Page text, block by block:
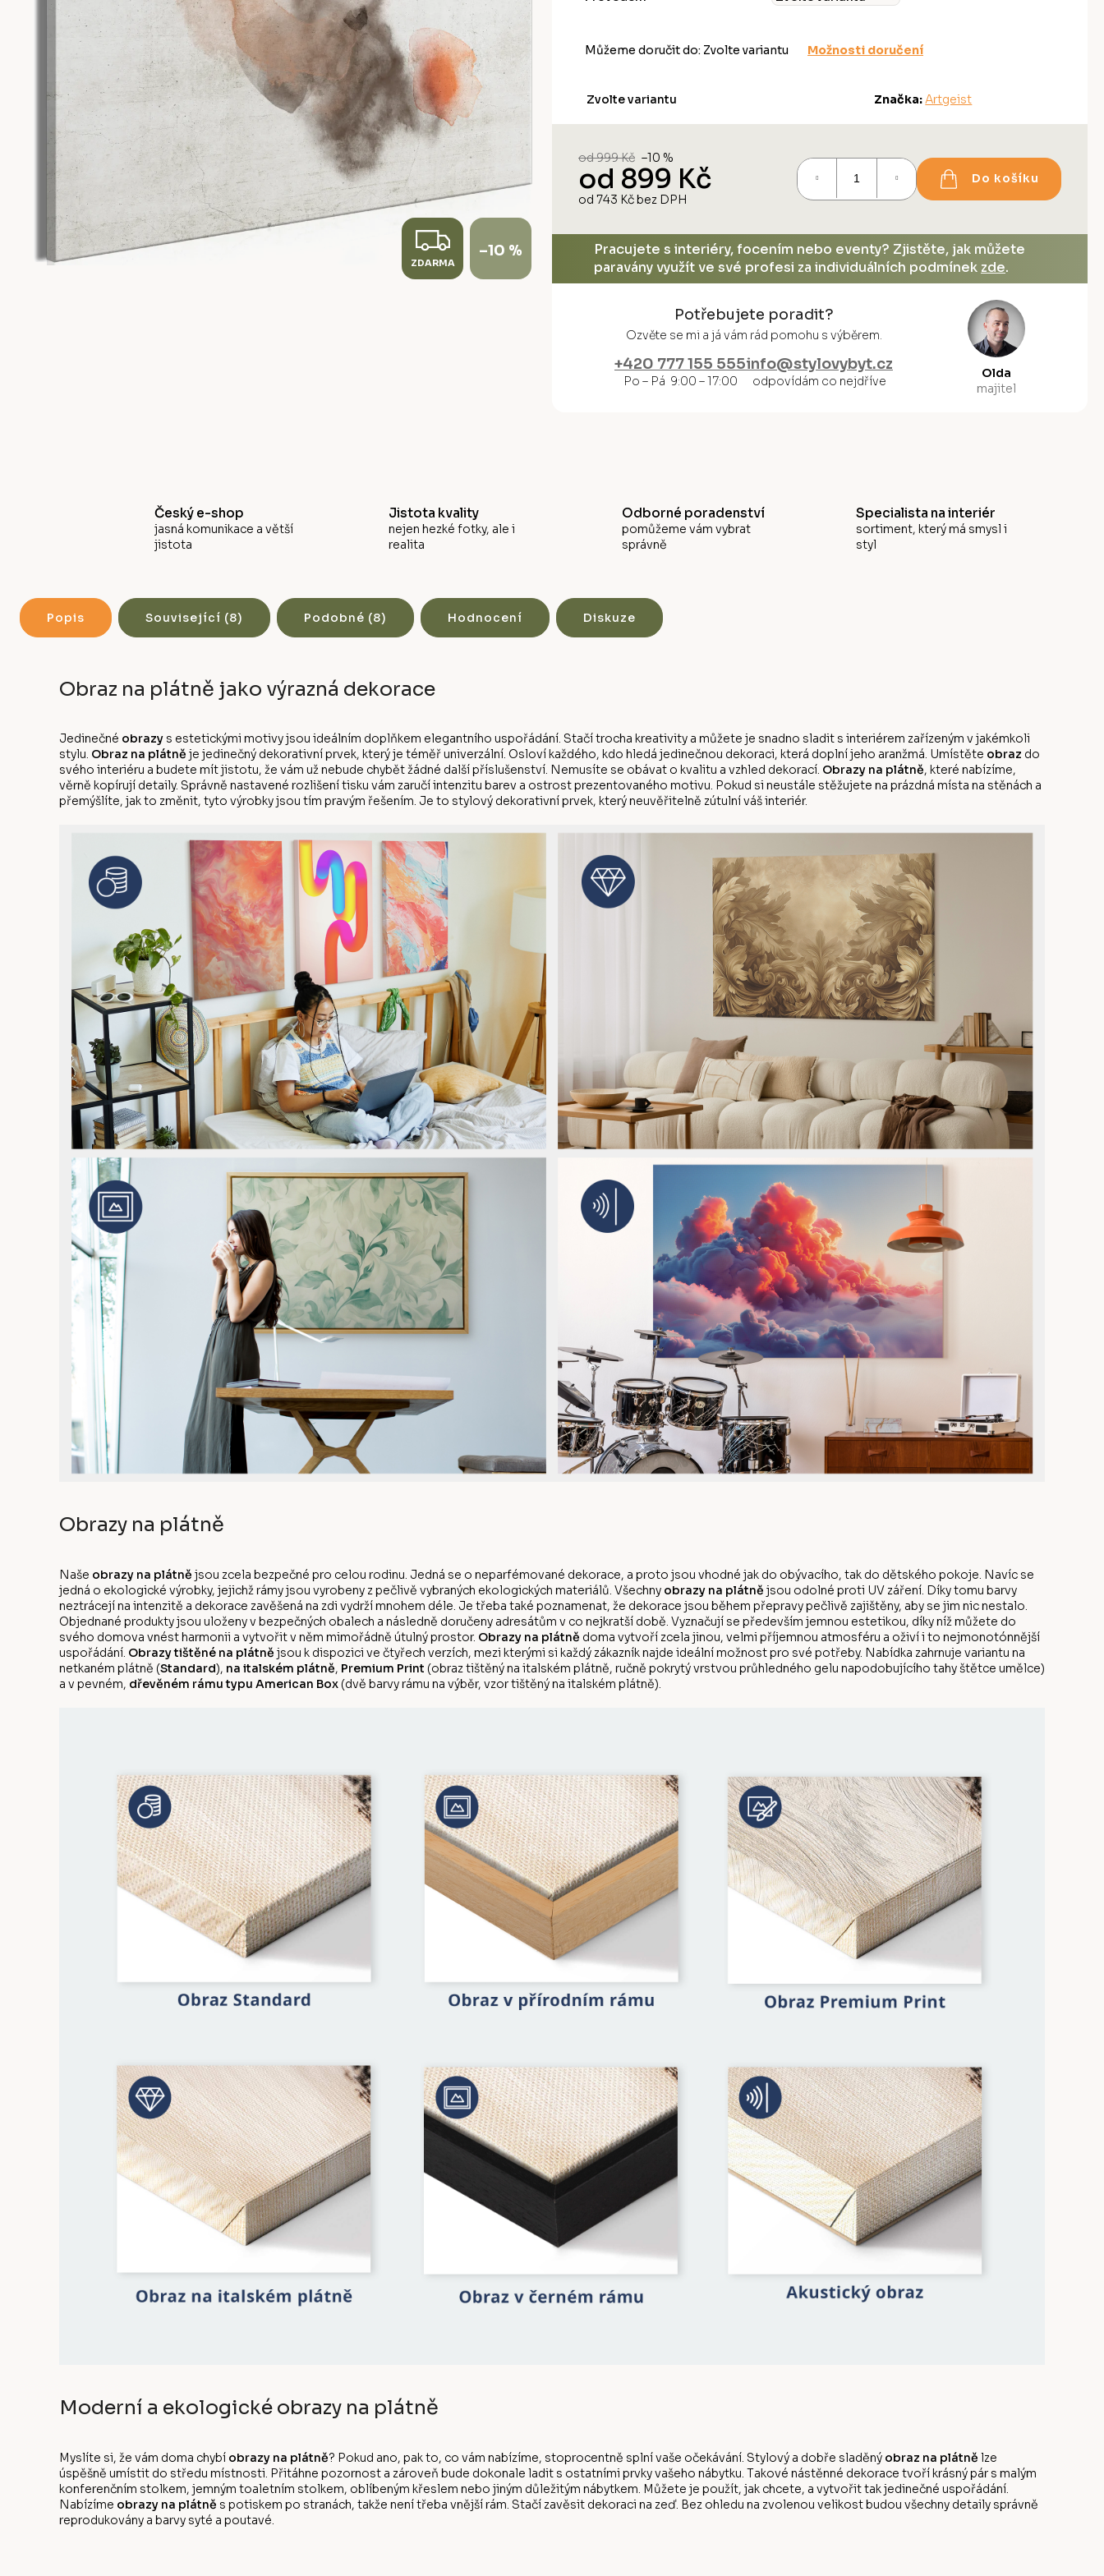
Můžeme doručit do: Zvolte variantu Možnosti doručení
Zvolte variantu Značka: Artgeist
od 999 Kč –10 %
od 899 Kč
od 743 Kčbez DPH
Do košíku
Pracujete s interiéry, focením nebo eventy? Zjistěte, jak můžete
paravány využít ve své profesi za individuálních podmínek zde.
Potřebujete poradit?
Ozvěte se mi a já vám rád pomohu s výběrem.
+420 777 155 555
Po – Pá 9:00 – 17:00
info@stylovybyt.cz
odpovídám co nejdříve
Olda
majitel
Z
D
ZDARMA
–10 %
Český e-shop
jasná komunikace a větší
jistota
Jistota kvality
nejen hezké fotky, ale i
realita
Odborné poradenství
pomůžeme vám vybrat
správně
Specialista na interiér
sortiment, který má smysl i
styl
Popis Související (8) Podobné (8) Hodnocení Diskuze
Obraz na plátně jako výrazná dekorace
Jedinečné obrazy s estetickými motivy jsou ideálním doplňkem elegantního uspořádání. Stačí trocha kreativity a můžete je snadno sladit s interiérem zařízeným v jakémkoli
stylu. Obraz na plátně je jedinečný dekorativní prvek, který je téměř univerzální. Osloví každého, kdo hledá jedinečnou dekoraci, která doplní jeho aranžmá. Umístěte obraz do
svého interiéru a budete mít jistotu, že vám už nebude chybět žádné další příslušenství. Nemusíte se obávat o kvalitu a vzhled dekorací. Obrazy na plátně, které nabízíme,
věrně kopírují detaily. Správně nastavené rozlišení tisku vám zaručí intenzitu barev a ostrost prezentovaného motivu. Pokud si neustále stěžujete na prázdná místa na stěnách a
přemýšlíte, jak to změnit, tyto výrobky jsou tím pravým řešením. Je to stylový dekorativní prvek, který neuvěřitelně zútulní váš interiér.
Obrazy na plátně
Naše obrazy na plátně jsou zcela bezpečné pro celou rodinu. Jedná se o neparfémované dekorace, a proto jsou vhodné jak do obývacího, tak do dětského pokoje. Navíc se
jedná o ekologické výrobky, jejichž rámy jsou vyrobeny z pečlivě vybraných ekologických materiálů. Všechny obrazy na plátně jsou odolné proti UV záření. Díky tomu barvy
neztrácejí na intenzitě a dekorace zavěšená na zdi vydrží mnohem déle. Je třeba také poznamenat, že dekorace jsou během přepravy pečlivě zajištěny, aby se jim nic nestalo.
Objednané produkty jsou uloženy v bezpečných obalech a následně doručeny adresátům v co nejkratší době. Vyznačují se především jemnou estetikou, díky níž můžete do
svého domova vnést harmonii a vytvořit v něm mimořádně útulný prostor. Obrazy na plátně doma vytvoří zcela jinou, velmi příjemnou atmosféru a oživí i to nejmonotónnější
uspořádání. Obrazy tištěné na plátně jsou k dispozici ve čtyřech verzích, mezi kterými si každý zákazník najde ideální možnost pro své potřeby. Nabídka zahrnuje variantu na
netkaném plátně (Standard), na italském plátně, Premium Print (obraz tištěný na italském plátně, ručně pokrytý vrstvou průhledného gelu napodobujícího tahy štětce umělce)
a v pevném, dřevěném rámu typu American Box (dvě barvy rámu na výběr, vzor tištěný na italském plátně).
Moderní a ekologické obrazy na plátně
Myslíte si, že vám doma chybí obrazy na plátně? Pokud ano, pak to, co vám nabízíme, stoprocentně splní vaše očekávání. Stylový a dobře sladěný obraz na plátně lze
úspěšně umístit do středu místnosti. Přitáhne pozornost a zároveň bude dokonale ladit s ostatními prvky vašeho nábytku. Takové nástěnné dekorace tvoří krásný pár s malým
konferenčním stolkem, jemným toaletním stolkem, oblíbeným křeslem nebo jiným důležitým nábytkem. Můžete je použít, jak chcete, a vytvořit tak jedinečné uspořádání.
Nabízíme obrazy na plátně s potiskem po stranách, takže není třeba vnější rám. Stačí zavěsit dekoraci na zeď. Bez ohledu na zvolenou velikost budou všechny detaily správně
reprodukovány a barvy syté a poutavé.